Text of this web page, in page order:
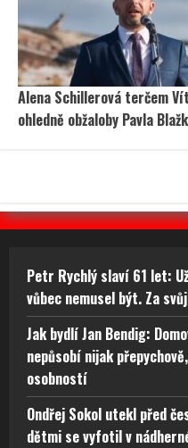
Alena Schillerová terčem
ohledně obžaloby Pavla
Petr Rychlý slaví 61 let:
vůbec nemusel být. Za
Jak bydlí Jan Bendig:
nepůsobí nijak
osobností
Ondřej Sokol utekl před
dětmi se vyfotil v